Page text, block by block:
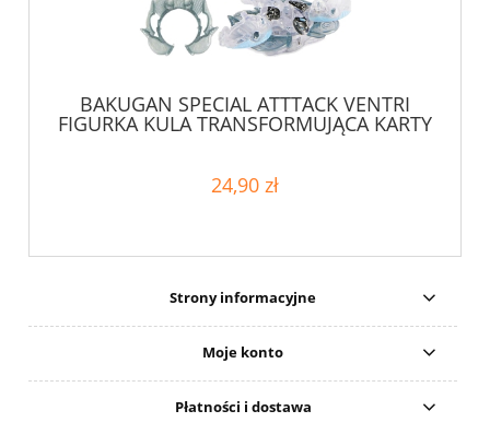
BAKUGAN SPECIAL ATTTACK VENTRI
FIGURKA KULA TRANSFORMUJĄCA KARTY
24,90 zł
Strony informacyjne
Moje konto
Płatności i dostawa